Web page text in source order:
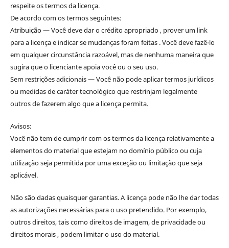
respeite os termos da licença.
De acordo com os termos seguintes:
Atribuição — Você deve dar o crédito apropriado , prover um link
para a licença e indicar se mudanças foram feitas . Você deve fazê-lo
em qualquer circunstância razoável, mas de nenhuma maneira que
sugira que o licenciante apoia você ou o seu uso.
Sem restrições adicionais — Você não pode aplicar termos jurídicos
ou medidas de caráter tecnológico que restrinjam legalmente
outros de fazerem algo que a licença permita.
Avisos:
Você não tem de cumprir com os termos da licença relativamente a
elementos do material que estejam no domínio público ou cuja
utilização seja permitida por uma exceção ou limitação que seja
aplicável.
Não são dadas quaisquer garantias. A licença pode não lhe dar todas
as autorizações necessárias para o uso pretendido. Por exemplo,
outros direitos, tais como direitos de imagem, de privacidade ou
direitos morais , podem limitar o uso do material.